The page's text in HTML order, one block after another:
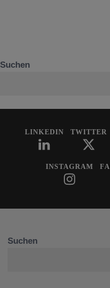
Suchen
LINKEDIN TWITTER
INSTAGRAM
Suchen